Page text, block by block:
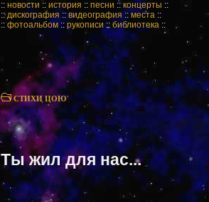
:: новости :: история :: песни :: концерты ::
::дискография :: видеография ::места ::
:: фотоальбом::рукописи::библиотека ::
СТИХИ ЦОЮ
Ты жил для нас...